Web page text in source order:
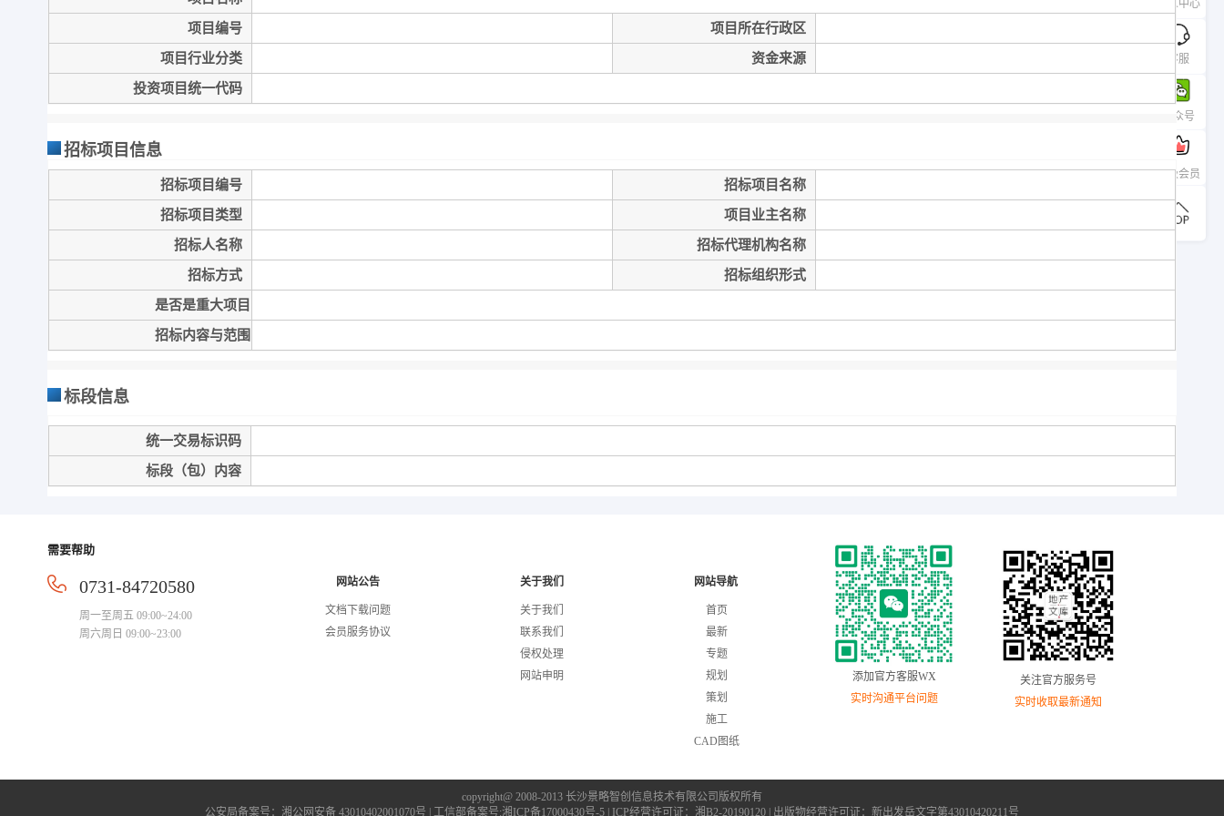
个人中心
客服
公众号
升级会员
项目编号 项目所在行政区
项目行业分类 资金来源
投资项目统一代码
招标项目信息
招标项目编号 招标项目名称
招标项目类型 项目业主名称
招标人名称 招标代理机构名称
招标方式 招标组织形式
是否是重大项目
招标内容与范围
标段信息
统一交易标识码
标段（包）内容
需要帮助
0731-84720580
周一至周五 09:00~24:00
周六周日 09:00~23:00
网站公告
文档下载问题
会员服务协议
关于我们
关于我们
联系我们
侵权处理
网站申明
网站导航
首页
最新
专题
规划
策划
施工
CAD图纸
添加官方客服WX
实时沟通平台问题
关注官方服务号
实时收取最新通知
copyright@ 2008-2013 长沙景略智创信息技术有限公司版权所有
公安局备案号：湘公网安备 43010402001070号 | 工信部备案号:湘ICP备17000430号-5 | ICP经营许可证：湘B2-20190120 | 出版物经营许可证：新出发岳文字第43010420211号